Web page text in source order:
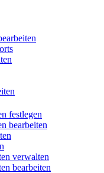
festlegen
bearbeiten
verwalten
bearbeiten